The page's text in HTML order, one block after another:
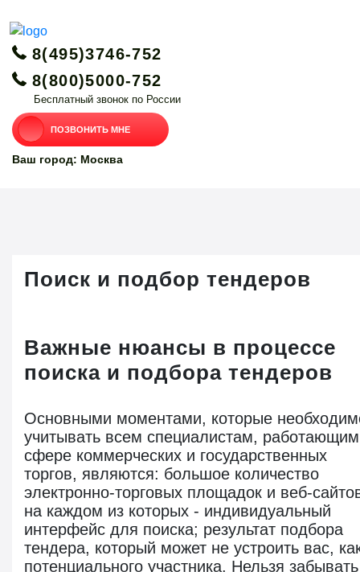
8(495)3746-752
8(800)5000-752
Бесплатный звонок по России
ПОЗВОНИТЬ МНЕ
Ваш город: Москва
Поиск и подбор тендеров
Важные нюансы в процессе
поиска и подбора тендеров
Основными моментами, которые
учитывать всем специалистам,
сфере коммерческих и государственных
торгов, являются: большое количество
электронно-торговых площадок и веб-
на каждом из которых - индивидуальный
интерфейс для поиска; результат подбора
тендера, который может не устроить вас,
потенциального участника. Нельзя